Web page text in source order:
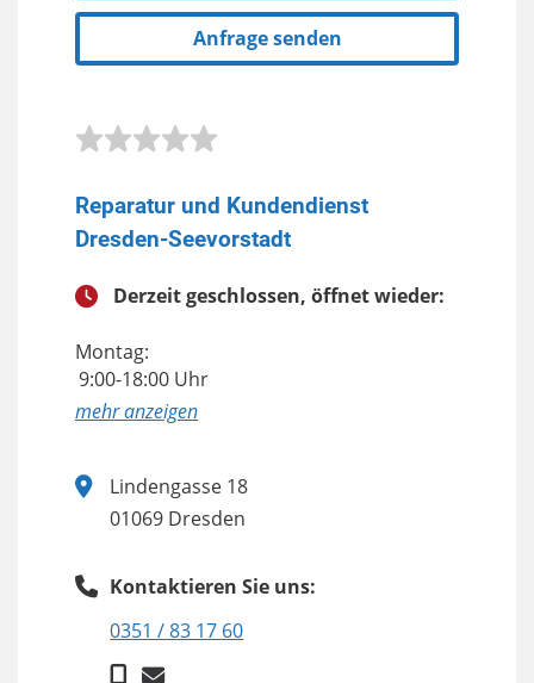
Anfrage senden
Reparatur und Kundendienst
Dresden-Seevorstadt
Derzeit geschlossen, öffnet wieder:
Montag:
9:00-18:00 Uhr
anzeigen
Lindengasse 18
01069 Dresden
Kontaktieren Sie uns:
0351 / 83 17 60